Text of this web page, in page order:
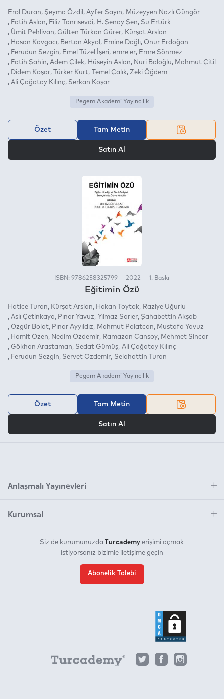
Erol Duran Şeyma Özdil Ayfer Sayın
Müzeyyen Nazlı Güngör
Fatih Aslan
Filiz Tanrısevdi H. Şenay Şen
Su Ertürk
Ümit Pehlivan
Gülten Türkan Gürer
Kürşat Arslan
Hasan Kavgacı
Bertan Akyol Emine Dağlı
Onur Erdoğan
Ferudun Sezgin
Emel Tüzel İşeri emre er
Emre Sönmez
Fatih Şahin Adem Çilek Hüseyin Aslan Nuri Baloğlu
Mahmut Çitil
Didem Koşar
Türker Kurt Temel Çalık Zeki Öğdem
Ali Çağatay Kılınç
Serkan Koşar
Pegem Akademi Yayıncılık
Özet Tam Metin
Satın Al
ISBN: 9786258325799 — 2022 — 1. Baskı
Eğitimin Özü
Hatice Turan Kürşat Arslan Hakan Toytok
Raziye Uğurlu
Aslı Çetinkaya
Pınar Yavuz Yılmaz Sarıer Şahabettin Akşab
Özgür Bolat
Pınar Ayyıldız Mahmut Polatcan
Mustafa Yavuz
Hamit Özen
Nedim Özdemir Ramazan Cansoy
Mehmet Sincar
Gökhan Arastaman
Sedat Gümüş Ali Çağatay Kılınç
Ferudun Sezgin
Servet Özdemir Selahattin Turan
Pegem Akademi Yayıncılık
Özet Tam Metin
Satın Al
Anlaşmalı Yayınevleri
Kurumsal
Siz de kurumunuzda Turcademy erişimi açmak
istiyorsanız bizimle iletişime geçin
Abonelik Talebi